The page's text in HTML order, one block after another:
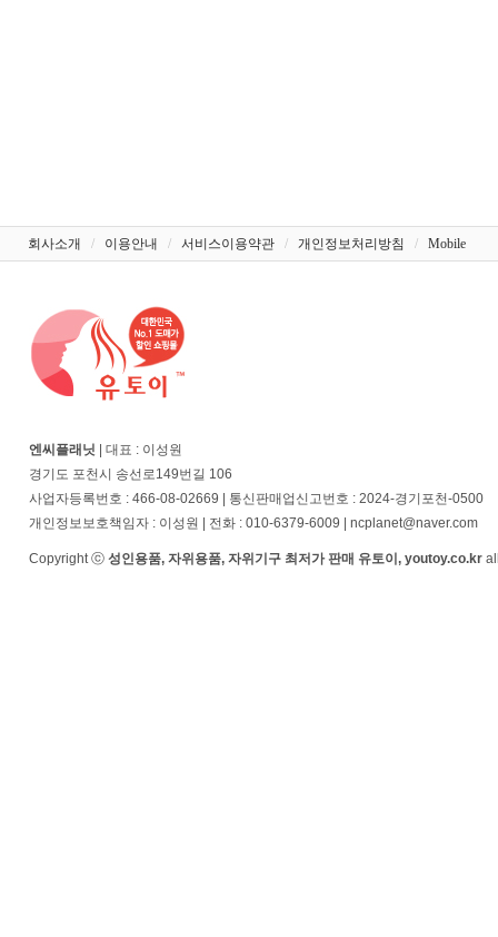
회사소개 / 이용안내 / 서비스이용약관 / 개인정보처리방침 / Mobile
엔씨플래닛 | 대표 : 이성원
경기도 포천시 송선로149번길 106
사업자등록번호 : 466-08-02669 | 통신판매업신고번호 : 2024-경기포천-0500
개인정보보호책임자 : 이성원 | 전화 : 010-6379-6009 | ncplanet@naver.com
Copyright ⓒ 성인용품, 자위용품, 자위기구 최저가 판매 유토이, youtoy.co.kr